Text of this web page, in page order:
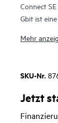
Connect
Gbit ist
Modulen
Switch-
das
Mehr
SKU-Nr.
Jetzt